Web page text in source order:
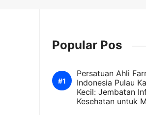
Popular Pos
Persatuan Ahli
Indonesia Pulau
Kecil: Jembatan
Kesehatan untuk